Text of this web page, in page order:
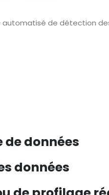
automatisé de détection
de données
données